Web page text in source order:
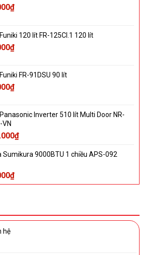
₫
120 lít FR-125CI.1 120 lít
₫
FR-91DSU 90 lít
₫
Inverter 510 lít Multi Door NR-
VN
₫
Sumikura 9000BTU 1 chiều APS-092
₫
hệ